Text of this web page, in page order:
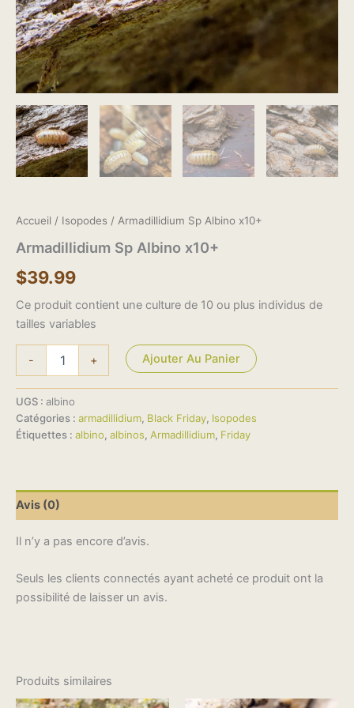
Accueil / Isopodes / Armadillidium Sp Albino x10+
Armadillidium Sp Albino x10+
$39.99
Ce produit contient une culture de 10 ou plus individus de
tailles variables
- + Ajouter Au Panier
UGS : albino
Catégories : armadillidium, Black Friday, Isopodes
Étiquettes : albino, albinos, Armadillidium, Friday
Avis (0)
Il n’y a pas encore d’avis.
Seuls les clients connectés ayant acheté ce produit ont la
possibilité de laisser un avis.
Produits similaires